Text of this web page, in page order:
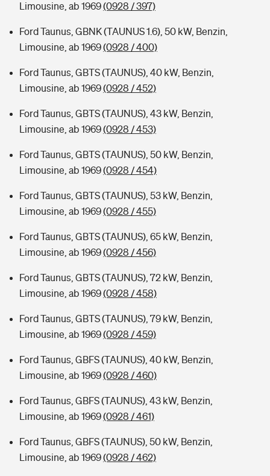
Limousine, ab 1969(0928 / 397)
Ford Taunus, GBNK (TAUNUS 1.6), 50 kW, Benzin,
Limousine, ab 1969(0928 / 400)
Ford Taunus, GBTS (TAUNUS), 40 kW, Benzin,
Limousine, ab 1969(0928 / 452)
Ford Taunus, GBTS (TAUNUS), 43 kW, Benzin,
Limousine, ab 1969(0928 / 453)
Ford Taunus, GBTS (TAUNUS), 50 kW, Benzin,
Limousine, ab 1969(0928 / 454)
Ford Taunus, GBTS (TAUNUS), 53 kW, Benzin,
Limousine, ab 1969(0928 / 455)
Ford Taunus, GBTS (TAUNUS), 65 kW, Benzin,
Limousine, ab 1969(0928 / 456)
Ford Taunus, GBTS (TAUNUS), 72 kW, Benzin,
Limousine, ab 1969(0928 / 458)
Ford Taunus, GBTS (TAUNUS), 79 kW, Benzin,
Limousine, ab 1969(0928 / 459)
Ford Taunus, GBFS (TAUNUS), 40 kW, Benzin,
Limousine, ab 1969(0928 / 460)
Ford Taunus, GBFS (TAUNUS), 43 kW, Benzin,
Limousine, ab 1969(0928 / 461)
Ford Taunus, GBFS (TAUNUS), 50 kW, Benzin,
Limousine, ab 1969(0928 / 462)